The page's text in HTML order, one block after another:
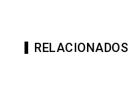
RELACIONADOS